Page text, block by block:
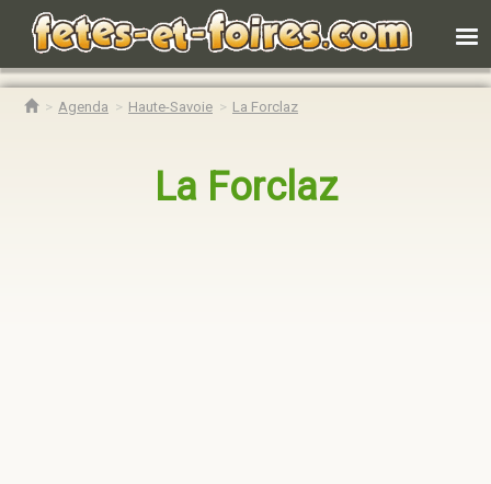
Agenda Haute-Savoie La Forclaz
La Forclaz